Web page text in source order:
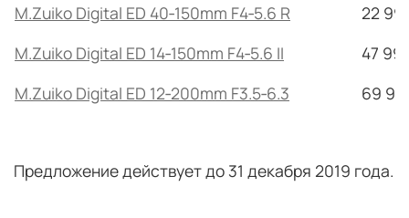
M.Zuiko Digital ED 40‑150mm F4‑5.6 R
22
M.Zuiko Digital ED 14‑150mm F4‑5.6 II
47
M.Zuiko Digital ED 12‑200mm F3.5‑6.3
69
Предложение действует до 31 декабря 2019 года.